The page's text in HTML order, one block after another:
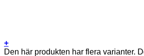
+
Den här produkten har flera varianter.